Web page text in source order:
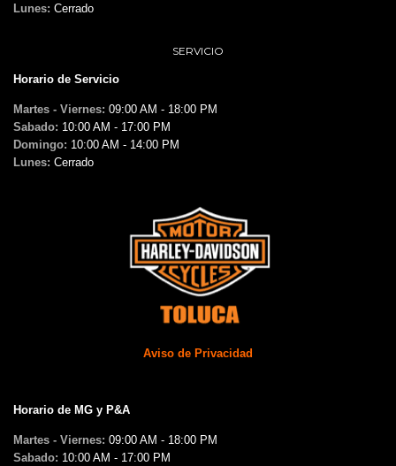
Lunes: Cerrado
SERVICIO
Horario de Servicio
Martes - Viernes: 09:00 AM - 18:00 PM
Sabado: 10:00 AM - 17:00 PM
Domingo: 10:00 AM - 14:00 PM
Lunes: Cerrado
Aviso de Privacidad
Horario de MG y P&A
Martes - Viernes: 09:00 AM - 18:00 PM
Sabado: 10:00 AM - 17:00 PM